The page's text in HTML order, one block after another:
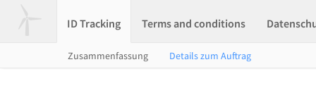
ID Tracking Terms and conditions
Zusammenfassung Details zum Auftrag